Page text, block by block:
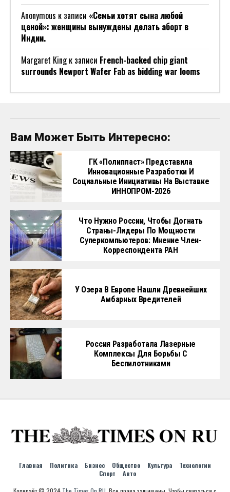
Anonymous к записи «Семьи хотят сына любой
ценой»: женщины вынуждены делать аборт в
Индии.
Margaret Kingк записи French-backed chip giant
surrounds Newport Wafer Fab as bidding war looms
Вам Может Быть Интересно:
ГК «Полипласт» Представила
Инновационные Разработки И
Социальные Инициативы На Выставке
ИННОПРОМ-2026
Что Нужно России, Чтобы Догнать
Страны-Лидеры По Мощности
Суперкомпьютеров: Мнение Член-
Корреспондента РАН
У Озера В Европе Нашли Древнейших
Амбарных Вредителей
Россия Разработала Лазерные
Комплексы Для Борьбы С
Беспилотниками
Главная Политика Бизнес Общество Культура
Технологии
Спорт
Авто